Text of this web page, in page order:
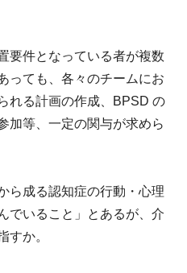
要件となっている者が複数
っても、各々のチームにお
れる計画の作成、BPSD の
加等、一定の関与が求めら
ら成る認知症の行動・心理
でいること」とあるが、介
すか。